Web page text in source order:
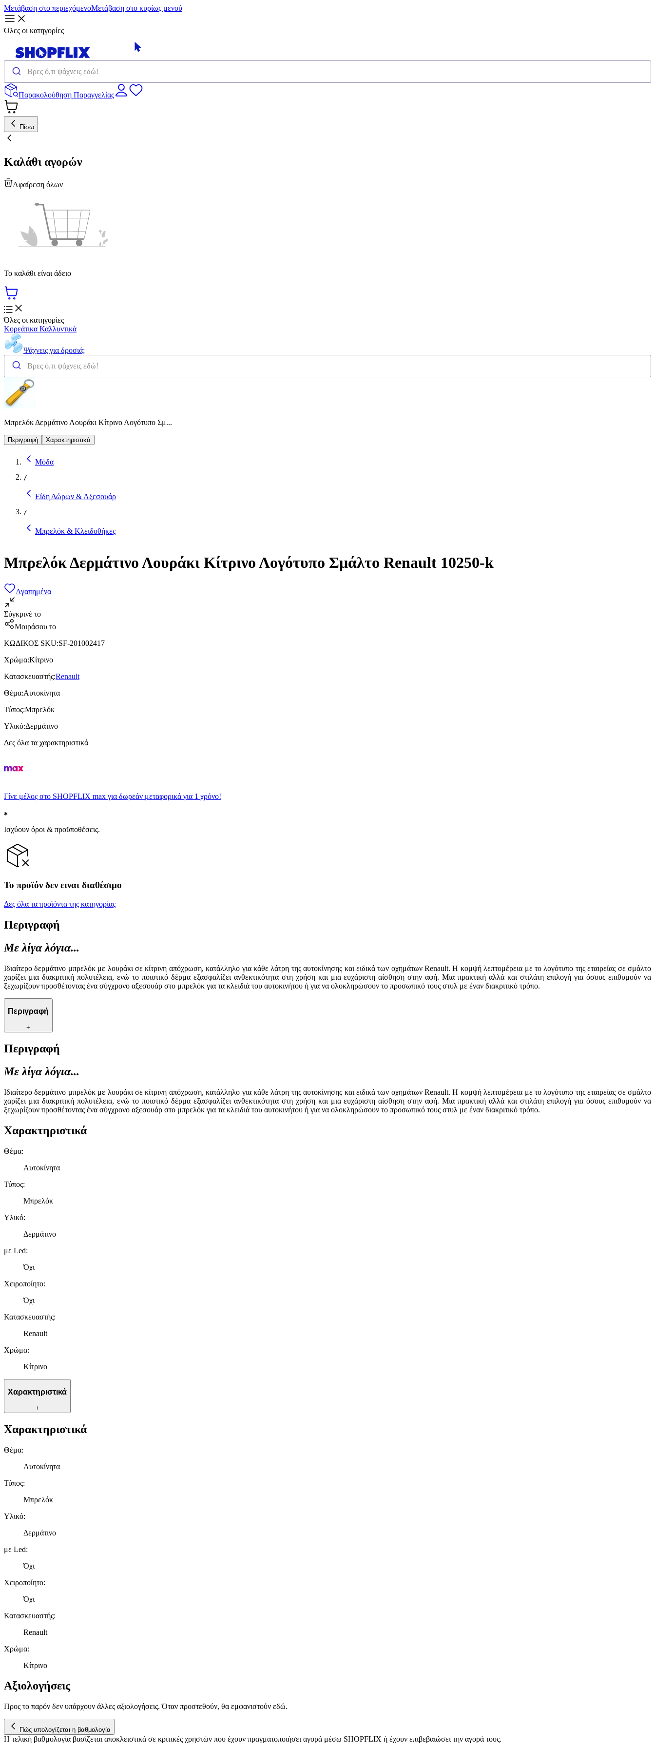
Μετάβαση στο περιεχόμενοΜετάβαση στο κυρίως μενού
Όλες οι κατηγορίες
Παρακολούθηση Παραγγελίας
Πίσω
Καλάθι αγορών
Αφαίρεση όλων
Το καλάθι είναι άδειο
Όλες οι κατηγορίες
Κορεάτικα Καλλυντικά
Ψάχνεις για δροσιά;
Μπρελόκ Δερμάτινο Λουράκι Κίτρινο Λογότυπο Σμ...
Περιγραφή Χαρακτηριστικά
Μόδα
/
Είδη Δώρων & Αξεσουάρ
/
Μπρελόκ & Κλειδοθήκες
Μπρελόκ Δερμάτινο Λουράκι Κίτρινο Λογότυπο Σμάλτο Renault 10250-k
Αγαπημένα
Σύγκρινέ το
Μοιράσου το
ΚΩΔΙΚΟΣ SKU:SF-201002417
Χρώμα:Κίτρινο
Κατασκευαστής:Renault
Θέμα:Αυτοκίνητα
Τύπος:Μπρελόκ
Υλικό:Δερμάτινο
Δες όλα τα χαρακτηριστικά
Γίνε μέλος στο SHOPFLIX max για δωρεάν μεταφορικά για 1 χρόνο!
Ισχύουν όροι & προϋποθέσεις.
Το προϊόν δεν ειναι διαθέσιμο
Δες όλα τα προϊόντα της κατηγορίας
Περιγραφή
Με λίγα λόγια...
Ιδιαίτερο δερμάτινο μπρελόκ με λουράκι σε κίτρινη απόχρωση, κατάλληλο για κάθε λάτρη της αυτοκίνησης και ειδικά των οχημάτων Renault. Η κομψή λεπτομέρεια με το λογότυπο της εταιρείας σε σμάλτο
χαρίζει μια διακριτική πολυτέλεια, ενώ το ποιοτικό δέρμα εξασφαλίζει ανθεκτικότητα στη χρήση και μια ευχάριστη αίσθηση στην αφή. Μια πρακτική αλλά και στιλάτη επιλογή για όσους επιθυμούν να
ξεχωρίζουν προσθέτοντας ένα σύγχρονο αξεσουάρ στο μπρελόκ για τα κλειδιά του αυτοκινήτου ή για να ολοκληρώσουν το προσωπικό τους στυλ με έναν διακριτικό τρόπο.
Περιγραφή
+
Περιγραφή
Με λίγα λόγια...
Ιδιαίτερο δερμάτινο μπρελόκ με λουράκι σε κίτρινη απόχρωση, κατάλληλο για κάθε λάτρη της αυτοκίνησης και ειδικά των οχημάτων Renault. Η κομψή λεπτομέρεια με το λογότυπο της εταιρείας σε σμάλτο
χαρίζει μια διακριτική πολυτέλεια, ενώ το ποιοτικό δέρμα εξασφαλίζει ανθεκτικότητα στη χρήση και μια ευχάριστη αίσθηση στην αφή. Μια πρακτική αλλά και στιλάτη επιλογή για όσους επιθυμούν να
ξεχωρίζουν προσθέτοντας ένα σύγχρονο αξεσουάρ στο μπρελόκ για τα κλειδιά του αυτοκινήτου ή για να ολοκληρώσουν το προσωπικό τους στυλ με έναν διακριτικό τρόπο.
Χαρακτηριστικά
Θέμα:
Αυτοκίνητα
Τύπος:
Μπρελόκ
Υλικό:
Δερμάτινο
με Led:
Όχι
Χειροποίητο:
Όχι
Κατασκευαστής:
Renault
Χρώμα:
Κίτρινο
Χαρακτηριστικά
+
Χαρακτηριστικά
Θέμα:
Αυτοκίνητα
Τύπος:
Μπρελόκ
Υλικό:
Δερμάτινο
με Led:
Όχι
Χειροποίητο:
Όχι
Κατασκευαστής:
Renault
Χρώμα:
Κίτρινο
Αξιολογήσεις
Προς το παρόν δεν υπάρχουν άλλες αξιολογήσεις. Όταν προστεθούν, θα εμφανιστούν εδώ.
Πώς υπολογίζεται η βαθμολογία
Η τελική βαθμολογία βασίζεται αποκλειστικά σε κριτικές χρηστών που έχουν πραγματοποιήσει αγορά μέσω SHOPFLIX ή έχουν επιβεβαιώσει την αγορά τους.